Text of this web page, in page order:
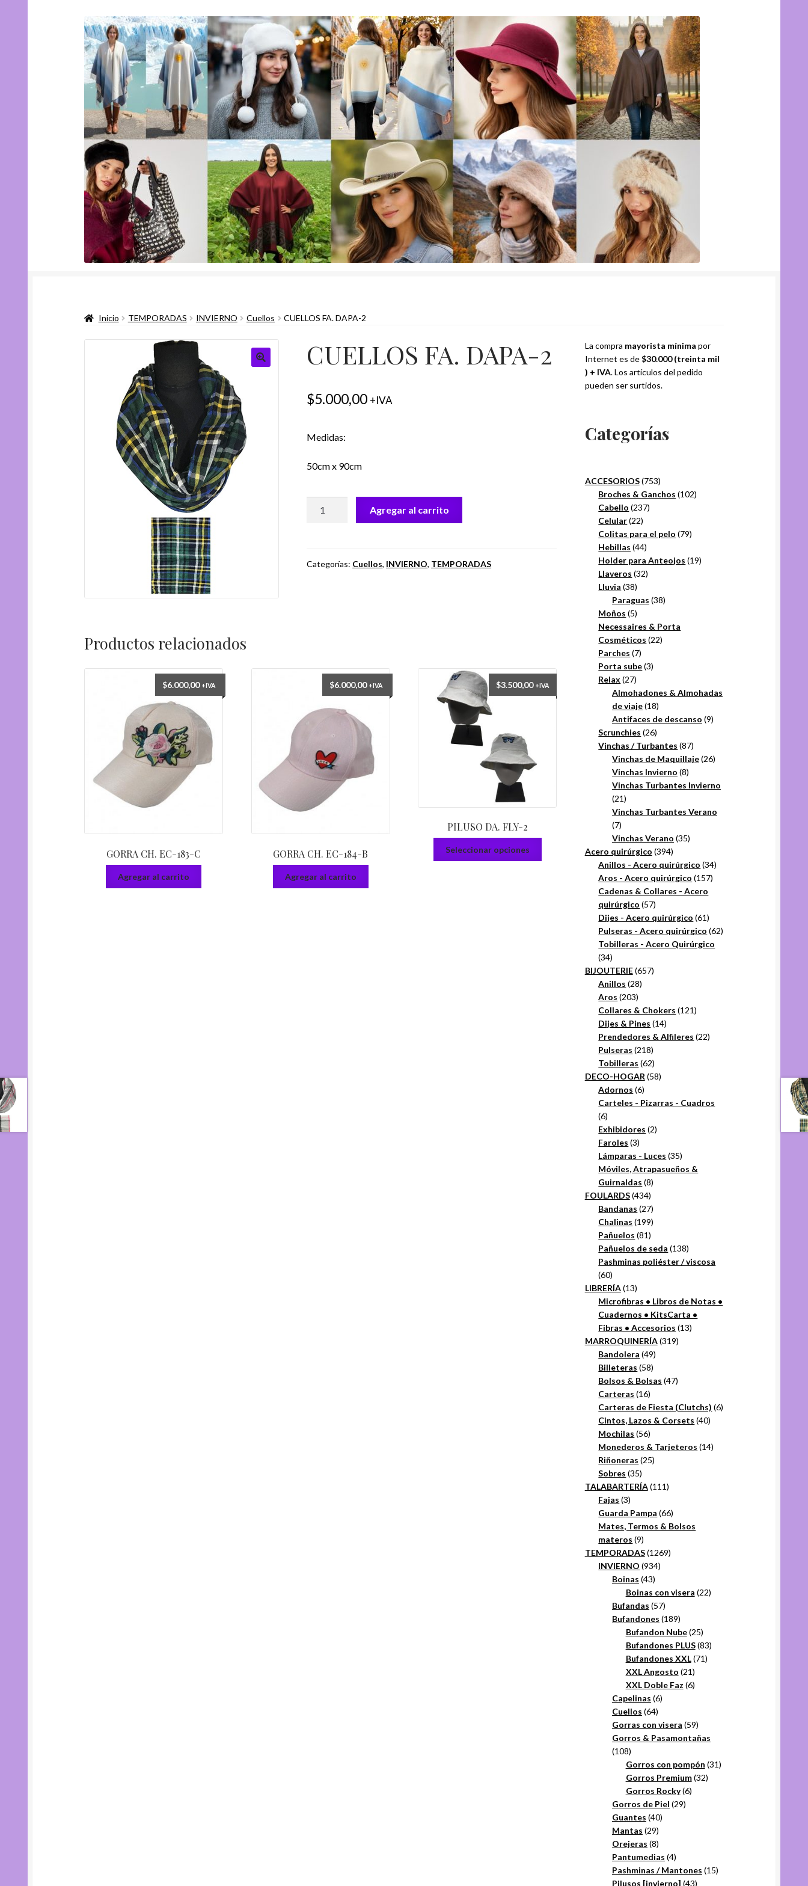
Inicio TEMPORADAS INVIERNO Cuellos CUELLOS FA. DAPA-2
CUELLOS FA. DAPA-2
$5.000,00 +IVA
Medidas:
50cm x 90cm
cantidad
Agregar al carrito
Categorías: Cuellos, INVIERNO, TEMPORADAS
Productos relacionados
GORRA CH. EC-183-C
$6.000,00 +IVA
Agregar al carrito
GORRA CH. EC-184-B
$6.000,00 +IVA
Agregar al carrito
PILUSO DA. FLY-2
$3.500,00 +IVA
Seleccionar opciones
La compra mayorista mínima por
Internet es de$30.000 (treinta mil
) + IVA. Los artículos del pedido
pueden ser surtidos.
Categorías
ACCESORIOS 753753
productos
Broches & Ganchos 102102
Cabello 237237
Celular 2222
productos
Colitas para el pelo 7979
Hebillas 4444
productos
Holder para Anteojos 1919
Llaveros 3232
Lluvia 3838
productos
Paraguas 3838
Moños 55
productos
Necessaires & Porta
Cosméticos 2222
Parches 77
productos
Porta sube 33
Relax 2727
productos
Almohadones & Almohadas
de viaje 1818
productos
Antifaces de descanso 99
Scrunchies 2626
productos
Vinchas / Turbantes 8787
productos
Vinchas de Maquillaje 2626
Vinchas Invierno 88
productos
Vinchas Turbantes Invierno
2121
productos
Vinchas Turbantes Verano
77
productos
Vinchas Verano 3535
Acero quirúrgico 394394
productos
Anillos - Acero quirúrgico 3434
Aros - Acero quirúrgico 157157
Cadenas & Collares - Acero
quirúrgico 5757
productos
Dijes - Acero quirúrgico 6161
productos
Pulseras - Acero quirúrgico 6262
Tobilleras - Acero Quirúrgico
3434
productos
BIJOUTERIE 657657
Anillos 2828
Aros 203203
productos
Collares & Chokers 121121
Dijes & Pines 1414
productos
Prendedores & Alfileres 2222
Pulseras 218218
productos
Tobilleras 6262
productos
DECO-HOGAR 5858
Adornos 66
productos
Carteles - Pizarras - Cuadros
66
productos
Exhibidores 22
Faroles 33
productos
Lámparas - Luces 3535
productos
Móviles, Atrapasueños &
Guirnaldas 88
FOULARDS 434434
productos
Bandanas 2727
productos
Chalinas 199199
Pañuelos 8181
productos
Pañuelos de seda 138138
productos
Pashminas poliéster / viscosa
6060
productos
LIBRERÍA 1313
productos
Microfibras • Libros de Notas •
Cuadernos • KitsCarta •
Fibras • Accesorios 1313
MARROQUINERÍA 319319
Bandolera 4949
Billeteras 5858
productos
Bolsos & Bolsas 4747
Carteras 1616
productos
Carteras de Fiesta (Clutchs) 66
Cintos, Lazos & Corsets 4040
Mochilas 5656
productos
Monederos & Tarjeteros 1414
Riñoneras 2525
Sobres 3535
productos
TALABARTERÍA 111111
Fajas 33
productos
Guarda Pampa 6666
productos
Mates, Termos & Bolsos
materos 99
productos
TEMPORADAS 12691269
INVIERNO 934934
Boinas 4343
productos
Boinas con visera 2222
Bufandas 5757
productos
Bufandones 189189
productos
Bufandon Nube 2525
productos
Bufandones PLUS 8383
Bufandones XXL 7171
XXL Angosto 2121
productos
XXL Doble Faz 66
Capelinas 66
Cuellos 6464
productos
Gorras con visera 5959
productos
Gorros & Pasamontañas
108108
productos
Gorros con pompón 3131
Gorros Premium 3232
Gorros Rocky 66
Gorros de Piel 2929
Guantes 4040
Mantas 2929
productos
Orejeras 88
productos
Pantumedias 44
productos
Pashminas / Mantones 1515
Pilusos [invierno] 4343